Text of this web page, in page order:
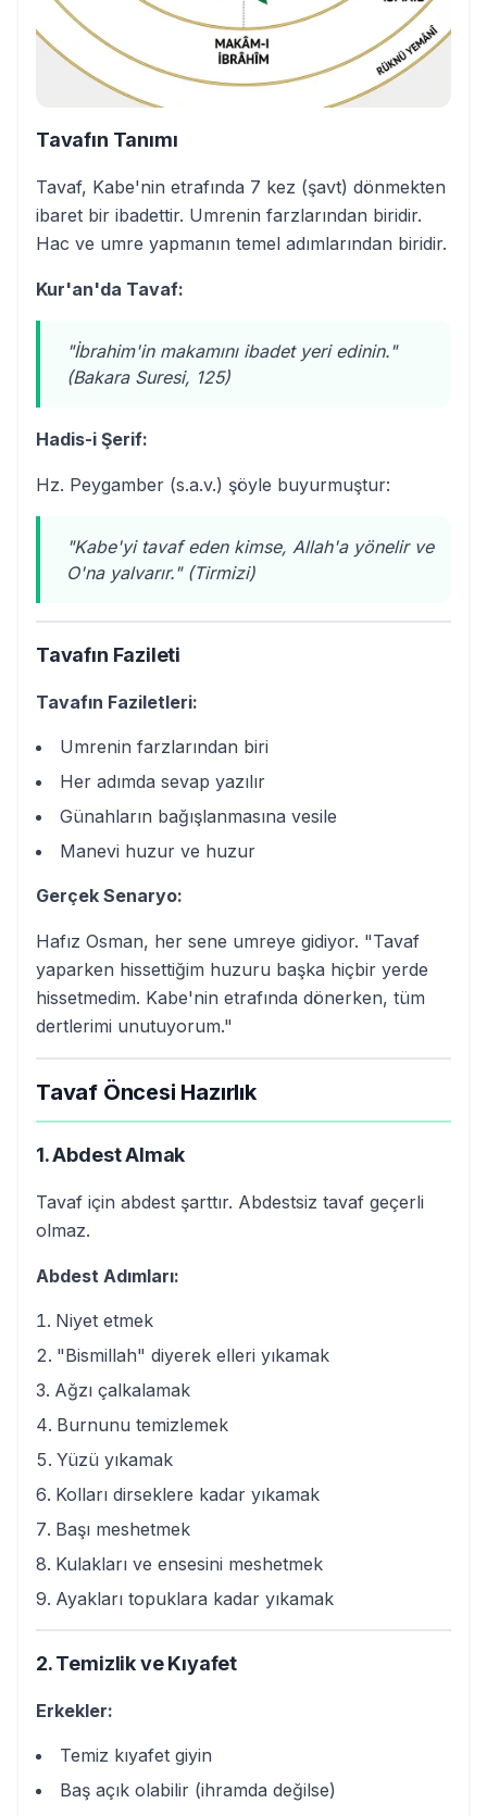
Tavafın Tanımı
Tavaf, Kabe'nin etrafında 7 kez (şavt) dönmekten
ibaret bir ibadettir. Umrenin farzlarından biridir.
Hac ve umre yapmanın temel adımlarından biridir.
Kur'an'da Tavaf:
"İbrahim'in makamını ibadet yeri edinin."
(Bakara Suresi, 125)
Hadis-i Şerif:
Hz. Peygamber (s.a.v.) şöyle buyurmuştur:
"Kabe'yi tavaf eden kimse, Allah'a yönelir ve
O'na yalvarır." (Tirmizi)
Tavafın Fazileti
Tavafın Faziletleri:
Umrenin farzlarından biri
Her adımda sevap yazılır
Günahların bağışlanmasına vesile
Manevi huzur ve huzur
Gerçek Senaryo:
Hafız Osman, her sene umreye gidiyor. "Tavaf
yaparken hissettiğim huzuru başka hiçbir yerde
hissetmedim. Kabe'nin etrafında dönerken, tüm
dertlerimi unutuyorum."
Tavaf Öncesi Hazırlık
1. Abdest Almak
Tavaf için abdest şarttır. Abdestsiz tavaf geçerli
olmaz.
Abdest Adımları:
Niyet etmek
"Bismillah" diyerek elleri yıkamak
Ağzı çalkalamak
Burnunu temizlemek
Yüzü yıkamak
Kolları dirseklere kadar yıkamak
Başı meshetmek
Kulakları ve ensesini meshetmek
Ayakları topuklara kadar yıkamak
2. Temizlik ve Kıyafet
Erkekler:
Temiz kıyafet giyin
Baş açık olabilir (ihramda değilse)